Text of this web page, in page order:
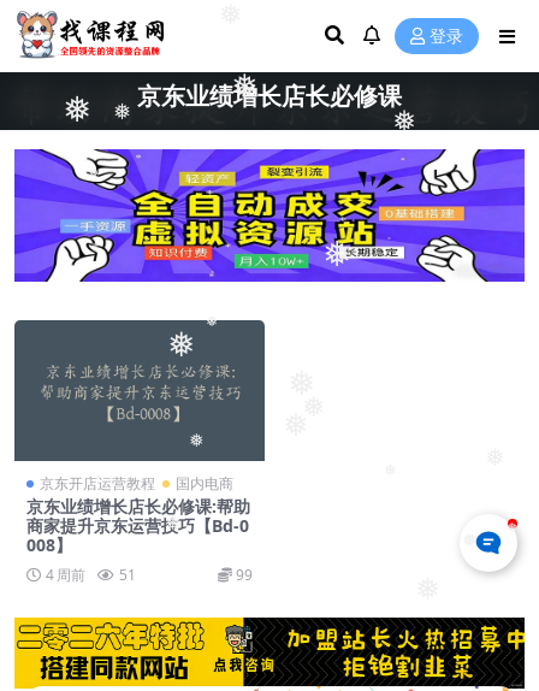
❅
❅
❅
❅
❅
❅
❅
❅
❅
❅
❅
登录
京东业绩增长店长必修课
京东开店运营教程 国内电商
京东业绩增长店长必修课:帮助
商家提升京东运营技巧【Bd-0
008】
4 周前 51 99